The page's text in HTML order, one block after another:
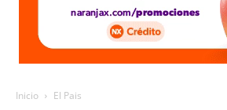
Inicio El Pais